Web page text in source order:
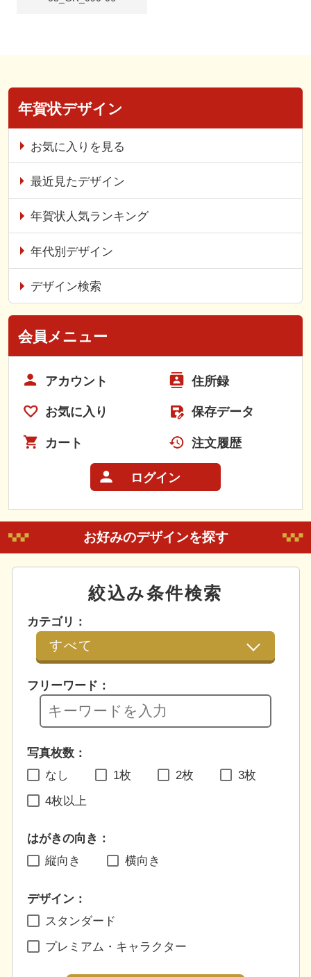
年賀状デザイン
お気に入りを見る
最近見たデザイン
年賀状人気ランキング
年代別デザイン
デザイン検索
会員メニュー
アカウント 住所録
お気に入り 保存データ
カート 注文履歴
ログイン
お好みのデザインを探す
絞込み条件検索
カテゴリ：
フリーワード：
写真枚数：
なし
1枚 2枚 3枚
4枚以上
はがきの向き：
縦向き
横向き
デザイン：
スタンダード
プレミアム・キャラクター